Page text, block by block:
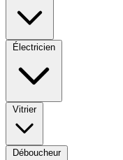
Électricien
Vitrier
Déboucheur